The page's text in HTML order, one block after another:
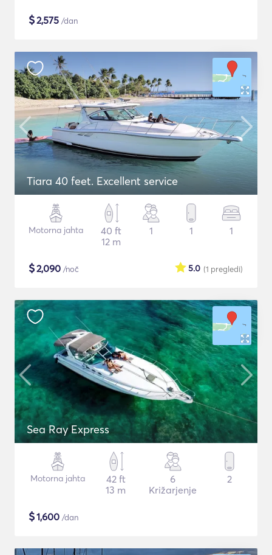
$2,575 /dan
Tiara 40 feet. Excellent service
Motorna jahta
40 ft
12 m
1 1 1
$2,090 /noč (1 pregledi)
5.0
Sea Ray Express
Motorna jahta
42 ft
13 m
6
Križarjenje
2
$1,600 /dan